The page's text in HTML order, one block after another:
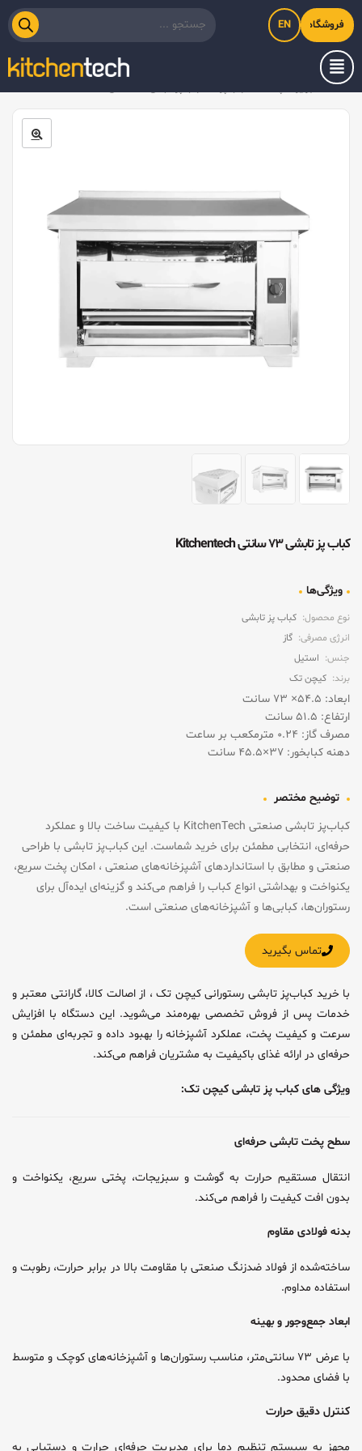
فروشگاه اینترنتی کیت‌لاین
EN
خانه
کباب پز تابشی ۷۳ سانتی Kitchentech
کباب‌پز تابشی صنعتی KitchenTech با کیفیت ساخت بالا و عملکرد
حرفه‌ای، انتخابی مطمئن برای خرید شماست. این کباب‌پز تابشی با طراحی
صنعتی و مطابق با استانداردهای آشپزخانه‌های صنعتی ، امکان پخت سریع،
یکنواخت و بهداشتی انواع کباب را فراهم می‌کند و گزینه‌ای ایده‌آل برای
رستوران‌ها، کبابی‌ها و آشپزخانه‌های صنعتی است.
ویژگی‌ها
نوع محصول: کباب پز تابشی
انرژی مصرفی: گاز
جنس: استیل
برند: کیچن تک
ابعاد: ۵۴.۵× ۷۳ سانت
ارتفاع: ۵۱.۵ سانت
مصرف گاز: ۰.۲۴ مترمکعب بر ساعت
دهنه کبابخور: ۳۷×۴۵.۵ سانت
توضیح مختصر
تماس بگیرید
با خرید کباب‌پز تابشی رستورانی کیچن تک ، از اصالت کالا، گارانتی معتبر و
خدمات پس از فروش تخصصی بهره‌مند می‌شوید. این دستگاه با افزایش
سرعت و کیفیت پخت، عملکرد آشپزخانه را بهبود داده و تجربه‌ای مطمئن و
حرفه‌ای در ارائه غذای باکیفیت به مشتریان فراهم می‌کند.
ویژگی های کباب پز تابشی کیچن تک:
سطح پخت تابشی حرفه‌ای
انتقال مستقیم حرارت به گوشت و سبزیجات، پختی سریع، یکنواخت و
بدون افت کیفیت را فراهم می‌کند.
بدنه فولادی مقاوم
ساخته‌شده از فولاد ضدزنگ صنعتی با مقاومت بالا در برابر حرارت، رطوبت و
استفاده مداوم.
ابعاد جمع‌وجور و بهینه
با عرض ۷۳ سانتی‌متر، مناسب رستوران‌ها و آشپزخانه‌های کوچک و متوسط
با فضای محدود.
کنترل دقیق حرارت
مجهز به سیستم تنظیم دما برای مدیریت حرفه‌ای حرارت و دستیابی به